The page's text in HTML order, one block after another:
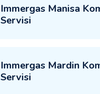
Immergas Manisa
Servisi
Immergas Mardin
Servisi